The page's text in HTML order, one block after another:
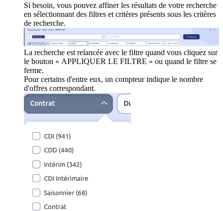
Si besoin, vous pouvez affiner les résultats de votre recherche
en sélectionnant des filtres et critères présents sous les critères
de recherche.
La recherche est relancée avec le filtre quand vous cliquez sur
le bouton « APPLIQUER LE FILTRE » ou quand le filtre se
ferme.
Pour certains d'entre eux, un compteur indique le nombre
d'offres correspondant.